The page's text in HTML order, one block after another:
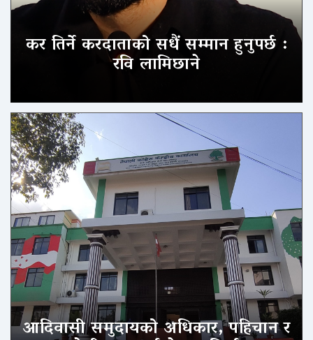
कर तिर्ने करदाताको सधैं सम्मान हुनुपर्छ :
रवि लामिछाने
आदिवासी समुदायको अधिकार, पहिचान र